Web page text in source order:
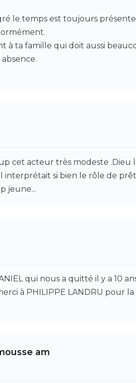
le temps est toujours
à ta famille qui doit aussi
cet acteur très modeste .Dieu
interprétait si bien le rôle de
jeune...
qui nous a quitté il y a 10
à PHILIPPE LANDRU pour la
am